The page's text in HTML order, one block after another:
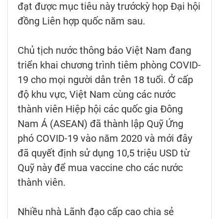
đạt được mục tiêu này trướckỳ họp Đại hội
đồng Liên hợp quốc năm sau.
Chủ tịch nước thông báo Việt Nam đang
triển khai chương trình tiêm phòng COVID-
19 cho mọi người dân trên 18 tuổi. Ở cấp
độ khu vực, Việt Nam cùng các nước
thành viên Hiệp hội các quốc gia Đông
Nam Á (ASEAN) đã thành lập Quỹ Ứng
phó COVID-19 vào năm 2020 và mới đây
đã quyết định sử dụng 10,5 triệu USD từ
Quỹ này để mua vaccine cho các nước
thành viên.
Nhiều nhà Lãnh đạo cấp cao chia sẻ